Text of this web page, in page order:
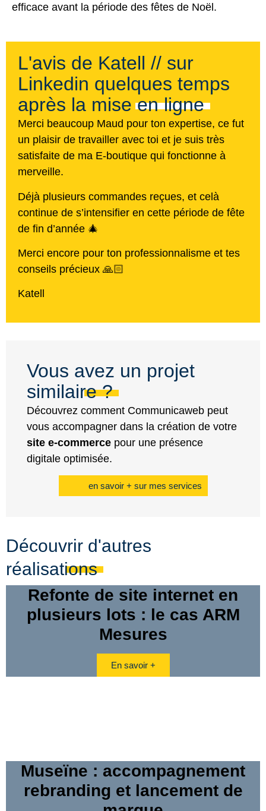
efficace avant la période des fêtes de Noël.
L'avis de Katell // sur
Linkedin quelques temps
après la mise en ligne
Merci beaucoup Maud pour ton expertise, ce fut
un plaisir de travailler avec toi et je suis très
satisfaite de ma E-boutique qui fonctionne à
merveille.
Déjà plusieurs commandes reçues, et celà
continue de s’intensifier en cette période de fête
de fin d’année 🎄
Merci encore pour ton professionnalisme et tes
conseils précieux 🙏🏻
Katell
Vous avez un projet
similaire ?
Découvrez comment Communicaweb peut
vous accompagner dans la création de votre
site e-commerce pour une présence
digitale optimisée.
en savoir + sur mes services
Découvrir d'autres
réalisations
Refonte de site internet en
plusieurs lots : le cas ARM
Mesures
En savoir +
Museïne : accompagnement
rebranding et lancement de